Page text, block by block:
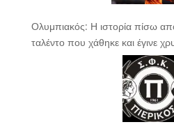
Ολυμπιακός: Η ιστορία πίσω
ταλέντο που χάθηκε και έγινε